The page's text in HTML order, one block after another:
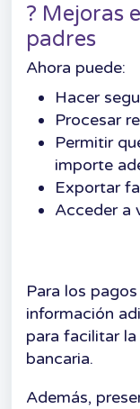
? Mejoras
padres
Ahora puede:
Hacer
Procesar
Permitir
importe
Exportar
Acceder a
Para los
información
para facilitar
bancaria.
Además,